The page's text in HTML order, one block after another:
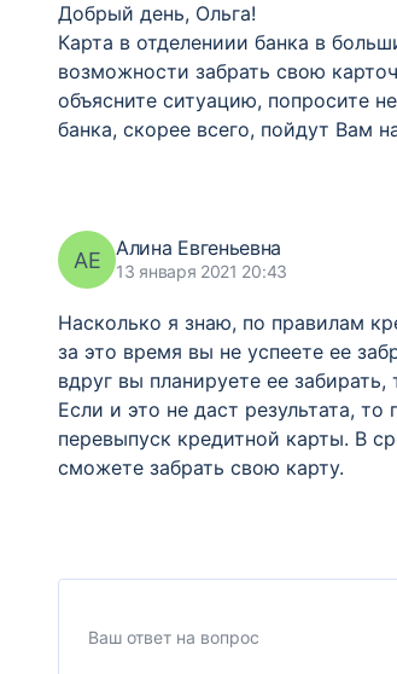
Добрый день, Ольга!
Карта в отделениии банка в
возможности забрать свою
объясните ситуацию, попросите
банка, скорее всего, пойдут Вам
АЕ Алина Евгеньевна
13 января 2021 20:43
Насколько я знаю, по правилам
за это время вы не успеете ее
вдруг вы планируете ее
Если и это не даст результата,
перевыпуск кредитной карты. В
сможете забрать свою карту.